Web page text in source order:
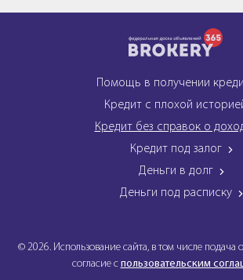
Помощь в получении
Кредит с плохой
Кредит без справок о
Кредит под залог
Деньги в долг
Деньги под расписку
© 2026. Использование сайта, в том числе подача
согласие с пользовательским